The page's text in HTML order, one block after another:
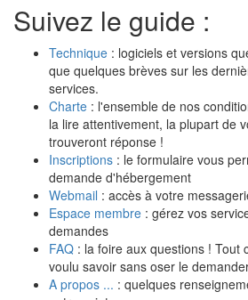
Suivez le guide :
Technique : logiciels et versions
que quelques brèves sur les
services.
Charte : l'ensemble de nos
la lire attentivement, la plupart de
trouveront réponse !
Inscriptions : le formulaire vous
demande d'hébergement
Webmail : accès à votre
Espace membre : gérez vos
demandes
FAQ : la foire aux questions ! Tout
voulu savoir sans oser le
A propos ... : quelques